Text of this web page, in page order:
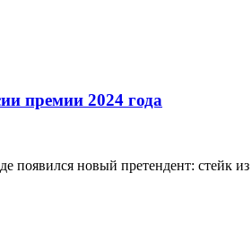
премии 2024 года
появился новый претендент: